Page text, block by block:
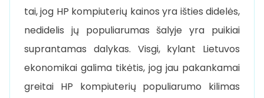
tai, jog HP kompiuterių kainos yra išties didelės,
nedidelis jų populiarumas šalyje yra puikiai
suprantamas dalykas. Visgi, kylant Lietuvos
ekonomikai galima tikėtis, jog jau pakankamai
greitai HP kompiuterių populiarumo kilimas